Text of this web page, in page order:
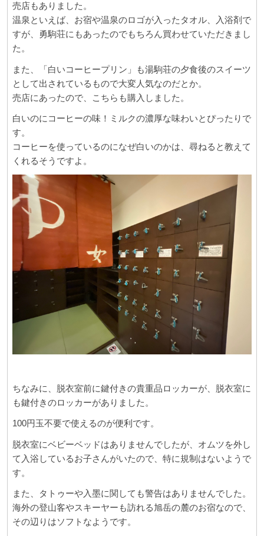
売店もありました。
温泉といえば、お宿や温泉のロゴが入ったタオル、入浴剤で
すが、勇駒荘にもあったのでもちろん買わせていただきまし
た。
また、「白いコーヒープリン」も湯駒荘の夕食後のスイーツ
として出されているもので大変人気なのだとか。
売店にあったので、こちらも購入しました。
白いのにコーヒーの味！ミルクの濃厚な味わいとぴったりで
す。
コーヒーを使っているのになぜ白いのかは、尋ねると教えて
くれるそうですよ。
ちなみに、脱衣室前に鍵付きの貴重品ロッカーが、脱衣室に
も鍵付きのロッカーがありました。
100円玉不要で使えるのが便利です。
脱衣室にベビーベッドはありませんでしたが、オムツを外し
て入浴しているお子さんがいたので、特に規制はないようで
す。
また、タトゥーや入墨に関しても警告はありませんでした。
海外の登山客やスキーヤーも訪れる旭岳の麓のお宿なので、
その辺りはソフトなようです。